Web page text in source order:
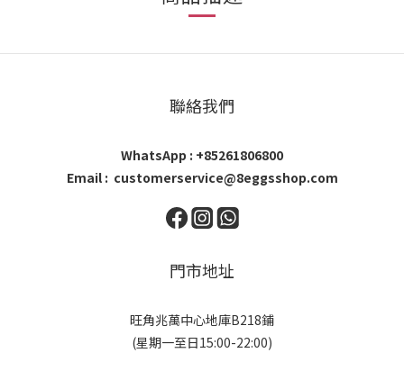
聯絡我們
WhatsApp : +85261806800
Email : customerservice@8eggsshop.com
門市地址
旺角兆萬中心地庫B218鋪
(星期一至日15:00-22:00)